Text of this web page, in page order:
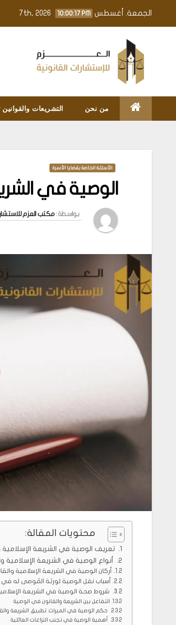
الجمعة. أغسطس 7th, 2026 10:00:18 PM
من نحن التشريعات والقوانين
الأسئلة الخاصة بقضايا الأسرة
الوصية في
بواسطة :مكتب العزم
محتويات المقالة:
تعريف الوصية في الشريعة الإسلامية
أنواع الوصية في الشريعة الإسلامية
أركان الوصية في الشريعة الإسلامية
أسباب نقل الوصية لورثة المُوصى له في
شروط صحة الوصية في الشريعة
التفاعل بين الشريعة والقانون في الوصية
حكم الوصية في الميراث: تطبيق الشريعة
أهمية الوصية في تجنب النزاعات العائلية